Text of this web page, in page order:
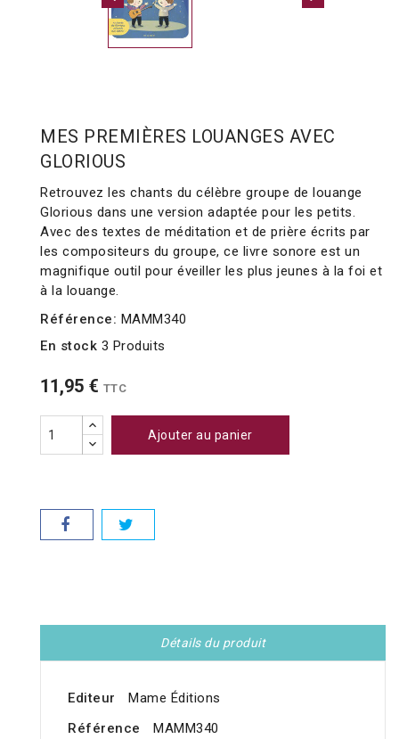
MES PREMIÈRES LOUANGES AVEC
GLORIOUS
Retrouvez les chants du célèbre groupe de louange
Glorious dans une version adaptée pour les petits.
Avec des textes de méditation et de prière écrits par
les compositeurs du groupe, ce livre sonore est un
magnifique outil pour éveiller les plus jeunes à la foi et
à la louange.
Référence: MAMM340
En stock 3 Produits
11,95 € TTC
Ajouter au panier
Détails du produit
Editeur
Mame Éditions
Référence
MAMM340